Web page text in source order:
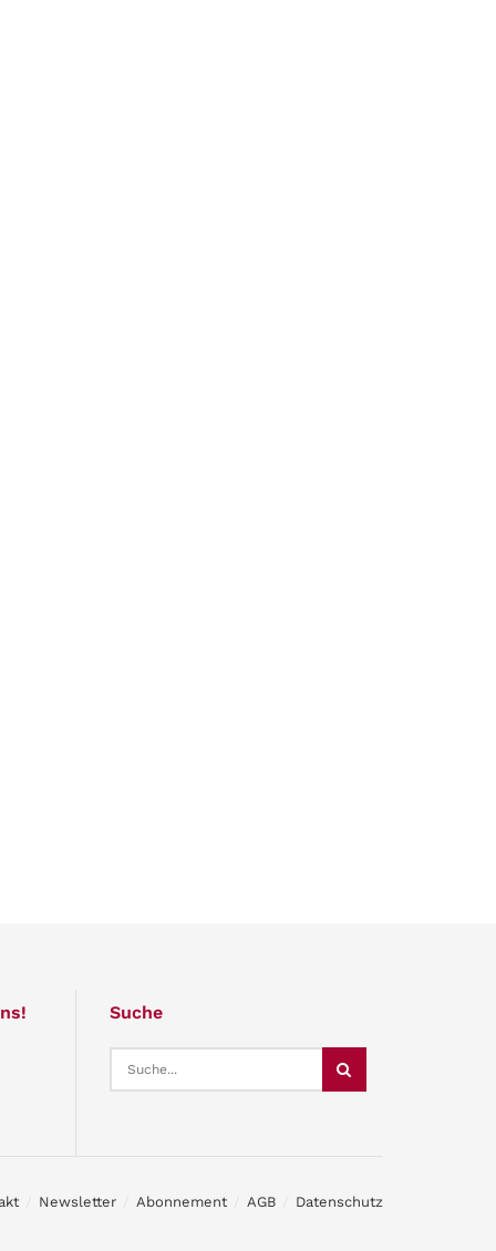
Suche
Newsletter Abonnement AGB Datenschutz